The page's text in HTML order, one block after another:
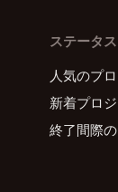
ステータス
人気のプ
新着プロ
終了間際